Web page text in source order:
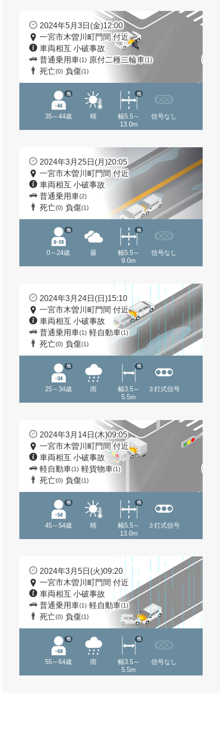
2024年5月3日(金)12:00
一宮市木曽川町門間 付近
車両相互 小破事故
普通乗用車(1) 原付二種二輪車(1)
死亡(0) 負傷(1)
35～44歳
他
晴
幅5.5～
13.0m
他
信号なし
2024年3月25日(月)20:05
一宮市木曽川町門間 付近
車両相互 小破事故
普通乗用車(2)
死亡(0) 負傷(1)
0～24歳
他
曇
幅5.5～
9.0m
他
信号なし
2024年3月24日(日)15:10
一宮市木曽川町門間 付近
車両相互 小破事故
普通乗用車(1) 軽自動車(1)
死亡(0) 負傷(1)
25～34歳
他
雨
幅3.5～
5.5m
他
３灯式信号
2024年3月14日(木)09:05
一宮市木曽川町門間 付近
車両相互 小破事故
軽自動車(1) 軽貨物車(1)
死亡(0) 負傷(1)
45～54歳
他
晴
幅5.5～
13.0m
他
３灯式信号
2024年3月5日(火)09:20
一宮市木曽川町門間 付近
車両相互 小破事故
普通乗用車(1) 軽自動車(1)
死亡(0) 負傷(1)
55～64歳
他
雨
幅3.5～
5.5m
他
信号なし